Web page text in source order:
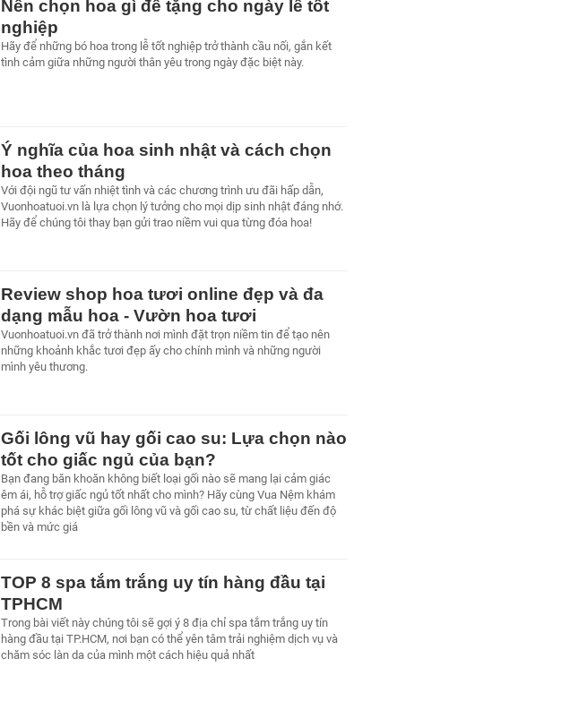
Nên chọn hoa gì để tặng cho ngày lễ tốt
nghiệp
Hãy để những bó hoa trong lễ tốt nghiệp trở thành cầu nối, gắn kết
tình cảm giữa những người thân yêu trong ngày đặc biệt này.
Ý nghĩa của hoa sinh nhật và cách chọn
hoa theo tháng
Với đội ngũ tư vấn nhiệt tình và các chương trình ưu đãi hấp dẫn,
Vuonhoatuoi.vn là lựa chọn lý tưởng cho mọi dịp sinh nhật đáng nhớ.
Hãy để chúng tôi thay bạn gửi trao niềm vui qua từng đóa hoa!
Review shop hoa tươi online đẹp và đa
dạng mẫu hoa - Vườn hoa tươi
Vuonhoatuoi.vn đã trở thành nơi mình đặt trọn niềm tin để tạo nên
những khoảnh khắc tươi đẹp ấy cho chính mình và những người
mình yêu thương.
Gối lông vũ hay gối cao su: Lựa chọn nào
tốt cho giấc ngủ của bạn?
Bạn đang băn khoăn không biết loại gối nào sẽ mang lại cảm giác
êm ái, hỗ trợ giấc ngủ tốt nhất cho mình? Hãy cùng Vua Nệm khám
phá sự khác biệt giữa gối lông vũ và gối cao su, từ chất liệu đến độ
bền và mức giá
TOP 8 spa tắm trắng uy tín hàng đầu tại
TPHCM
Trong bài viết này chúng tôi sẽ gợi ý 8 địa chỉ spa tắm trắng uy tín
hàng đầu tại TP.HCM, nơi bạn có thể yên tâm trải nghiệm dịch vụ và
chăm sóc làn da của mình một cách hiệu quả nhất